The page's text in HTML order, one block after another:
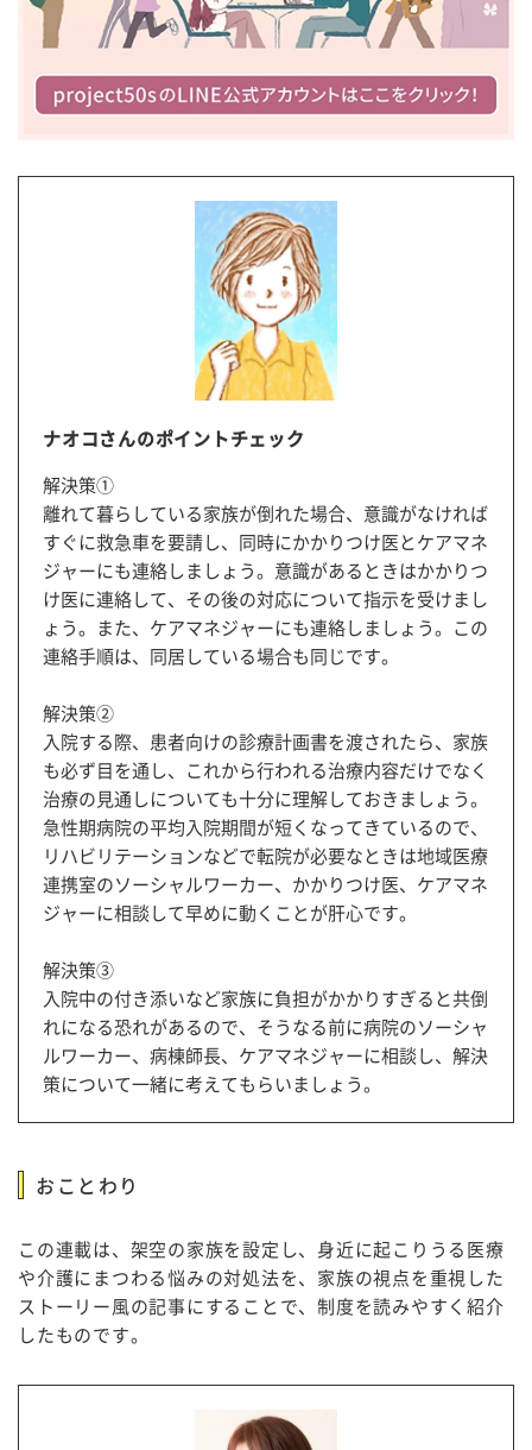
ナオコさんのポイントチェック
解決策①
離れて暮らしている家族が倒れた場合、意識がなければ
すぐに救急車を要請し、同時にかかりつけ医とケアマネ
ジャーにも連絡しましょう。意識があるときはかかりつ
け医に連絡して、その後の対応について指示を受けまし
ょう。また、ケアマネジャーにも連絡しましょう。この
連絡手順は、同居している場合も同じです。
解決策②
入院する際、患者向けの診療計画書を渡されたら、家族
も必ず目を通し、これから行われる治療内容だけでなく
治療の見通しについても十分に理解しておきましょう。
急性期病院の平均入院期間が短くなってきているので、
リハビリテーションなどで転院が必要なときは地域医療
連携室のソーシャルワーカー、かかりつけ医、ケアマネ
ジャーに相談して早めに動くことが肝心です。
解決策③
入院中の付き添いなど家族に負担がかかりすぎると共倒
れになる恐れがあるので、そうなる前に病院のソーシャ
ルワーカー、病棟師長、ケアマネジャーに相談し、解決
策について一緒に考えてもらいましょう。
おことわり
この連載は、架空の家族を設定し、身近に起こりうる医療
や介護にまつわる悩みの対処法を、家族の視点を重視した
ストーリー風の記事にすることで、制度を読みやすく紹介
したものです。